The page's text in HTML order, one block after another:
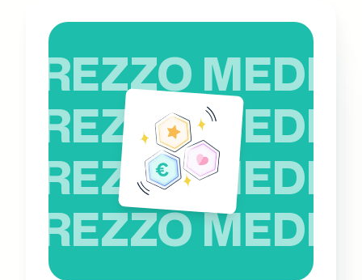
PREZZO MEDIO
PREZZO MEDIO
PREZZO MEDIO
PREZZO MEDIO